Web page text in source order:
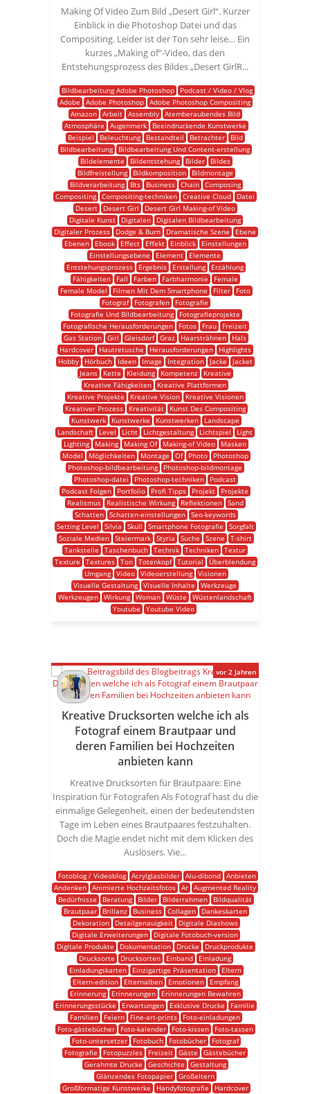
Making Of Video Zum Bild „Desert Girl“. Kurzer
Einblick in die Photoshop Datei und das
Compositing. Leider ist der Ton sehr leise… Ein
kurzes „Making of“-Video, das den
Entstehungsprozess des Bildes „Desert GirlR...
Bildbearbeitung Adobe Photoshop
Podcast / Video / Vlog
Adobe
Adobe Photoshop Adobe Photoshop Compositing
Amazon
Arbeit Assembly
Atemberaubendes Bild
Atmosphäre
Augenmerk
Beeindruckende Kunstwerke
Beispiel
Beleuchtung Bestandteil Betrachter
Bild
Bildbearbeitung
Bildbearbeitung Und Content-erstellung
Bildelemente
Bildentstehung Bilder
Bildes
Bildfreistellung
Bildkomposition
Bildmontage
Bildverarbeitung
Bts Business Chain
Composing
Compositing Compositing-techniken Creative Cloud
Datei
Desert
Desert Girl
Desert Girl Making-of Video
Digitale Kunst
Digitalen
Digitalen Bildbearbeitung
Digitaler Prozess
Dodge & Burn Dramatische Szene
Ebene
Ebenen
Ebook Effect Effekt Einblick
Einstellungen
Einstellungsebene
Element
Elemente
Entstehungsprozess
Ergebnis Erstellung
Erzählung
Fähigkeiten
Fall Farben Farbharmonie
Female
Female Model
Filmen Mit Dem Smartphone Filter
Foto
Fotograf
Fotografen
Fotografie
Fotografie Und Bildbearbeitung
Fotografieprojekte
Fotografische Herausforderungen
Fotos Frau
Freizeit
Gas Station Girl Gleisdorf Graz Haarsträhnen
Hals
Hardcover
Hautretusche Herausforderungen
Highlights
Hobby
Hörbuch Ideen Image Integration Jacke
Jacket
Jeans
Kette Kleidung Kompetenz
Kreative
Kreative Fähigkeiten
Kreative Plattformen
Kreative Projekte
Kreative Vision
Kreative Visionen
Kreativer Prozess
Kreativität
Kunst Des Compositing
Kunstwerk
Kunstwerke Kunstwerken
Landscape
Landschaft
Level Licht Lichtgestaltung Lichtspiel
Light
Lighting
Making Making Of Making-of Video
Masken
Model
Möglichkeiten Montage Of Photo
Photoshop
Photoshop-bildbearbeitung
Photoshop-bildmontage
Photoshop-datei
Photoshop-techniken
Podcast
Podcast Folgen
Portfolio Profi Tipps Projekt
Projekte
Realismus
Realistische Wirkung Reflektionen
Sand
Schatten
Schatten-einstellungen
Seo-keywords
Setting Level
Silvia Skull Smartphone Fotografie
Sorgfalt
Soziale Medien
Steiermark Styria Suche Szene
T-shirt
Tankstelle
Taschenbuch Technik Techniken Textur
Texture
Textures Ton Totenkopf Tutorial
Überblendung
Umgang
Video Videoerstellung
Visionen
Visuelle Gestaltung Visuelle Inhalte
Werkzeuge
Werkzeugen Wirkung Woman Wüste
Wüstenlandschaft
Youtube
Youtube Video
Kreative Drucksorten welche ich als
Fotograf einem Brautpaar und
deren Familien bei Hochzeiten
anbieten kann
Kreative Drucksorten für Brautpaare: Eine
Inspiration für Fotografen Als Fotograf hast du die
einmalige Gelegenheit, einen der bedeutendsten
Tage im Leben eines Brautpaares festzuhalten.
Doch die Magie endet nicht mit dem Klicken des
Auslösers. Vie...
Fotoblog / Videoblog Acrylglasbilder Alu-dibond
Anbieten
Andenken Animierte Hochzeitsfotos Ar Augmented Reality
Bedürfnisse
Beratung Bilder Bilderrahmen
Bildqualität
Brautpaar
Brillanz Business Collagen
Dankeskarten
Dekoration
Detailgenauigkeit
Digitale Diashows
Digitale Erweiterungen
Digitale Fotobuch-version
Digitale Produkte
Dokumentation Drucke
Druckprodukte
Drucksorte
Drucksorten Einband
Einladung
Einladungskarten
Einzigartige Präsentation
Eltern
Eltern-edition
Elternalben Emotionen
Empfang
Erinnerung
Erinnerungen
Erinnerungen Bewahren
Erinnerungsstücke
Erwartungen Exklusive Drucke
Familie
Familien
Feiern Fine-art-prints
Foto-einladungen
Foto-gästebücher
Foto-kalender Foto-kissen
Foto-tassen
Foto-untersetzer
Fotobuch Fotobücher
Fotograf
Fotografie
Fotopuzzles Freizeit Gäste
Gästebücher
Gerahmte Drucke
Geschichte
Gestaltung
Glänzendes Fotopapier
Großeltern
Großformatige Kunstwerke
Handyfotografie
Hardcover
vor 2 Jahren